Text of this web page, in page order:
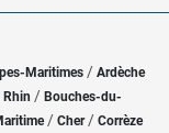
Maritimes / Ardèche
Rhin / Bouches-du-
/ Cher / Corrèze